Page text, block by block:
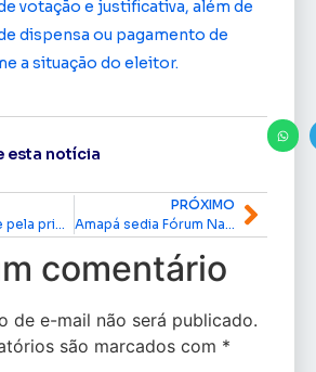
votação e justificativa, além de
dispensa ou pagamento de
a situação do eleitor.
esta notícia
Macapá emite pela primeira vez a Carteira Municipal do Artesão: saiba como solicitar
PRÓXIMO
Amapá sedia Fórum Nacional de Secretários do Meio Ambiente
comentário
de e-mail não será publicado.
são marcados com *